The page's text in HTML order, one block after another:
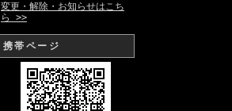
変更・解除・お知らせはこち
ら >>
携帯ページ